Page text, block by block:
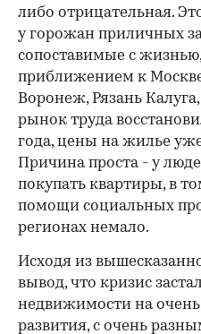
либо отрицательная.
у горожан приличных
сопоставимые с
приближением к
Воронеж, Рязань
рынок труда
года, цены на жилье
Причина проста - у
покупать квартиры, в
помощи социальных
регионах немало.
Исходя из
вывод, что кризис
недвижимости на
развития, с очень